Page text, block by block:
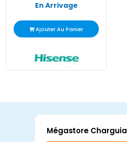
En Arrivage
Ajouter Au Panier
Mégastore Charguia